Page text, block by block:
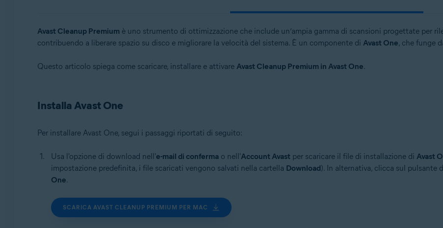
Sistemi operativi:
Windows, macOS e Android
Avast Cleanup Premium è uno strumento di ottimizzazione che include un’ampia gamma di scansioni progettate per
contribuendo a liberare spazio su disco e migliorare la velocità del sistema. È un componente di Avast One, che funge
Questo articolo spiega come scaricare, installare e attivare Avast Cleanup Premium in Avast One.
Installa Avast One
Per installare Avast One, segui i passaggi riportati di seguito:
Usa l'opzione di download nell'e-mail di confermao nell'Account Avast per scaricare il file di installazione di Avast
impostazione predefinita, i file scaricati vengono salvati nella cartella Download). In alternativa, clicca sul pulsante
One.
SCARICA AVAST CLEANUP PREMIUM PER MAC